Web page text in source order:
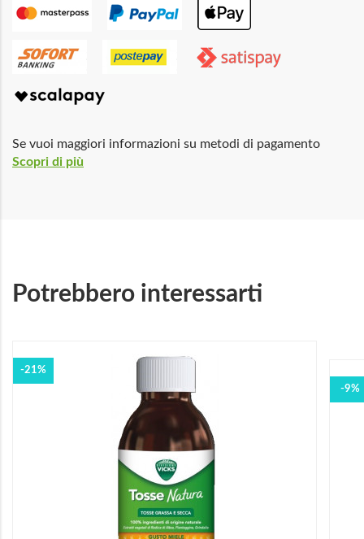
Se vuoi maggiori informazioni su metodi di pagamento
Scopri di più
Potrebbero interessarti
-21%
-9%